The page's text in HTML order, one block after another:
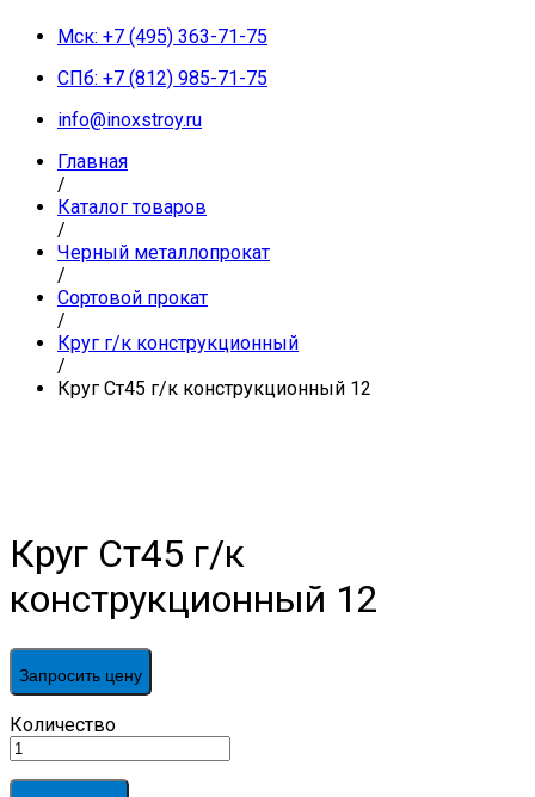
Мск: +7 (495) 363-71-75
СПб: +7 (812) 985-71-75
info@inoxstroy.ru
Главная
/
Каталог товаров
/
Черный металлопрокат
/
Сортовой прокат
/
Круг г/к конструкционный
/
Круг Ст45 г/к конструкционный 12
Круг Ст45 г/к
конструкционный 12
Запросить цену
Круг
Ст45
г/
к
Количество